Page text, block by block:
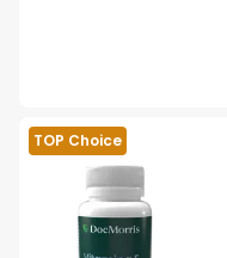
TOP Choice